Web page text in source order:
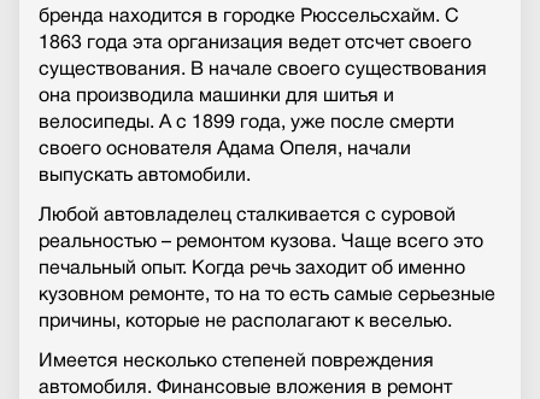
бренда находится в городке Рюссельсхайм. С
1863 года эта организация ведет отсчет своего
существования. В начале своего существования
она производила машинки для шитья и
велосипеды. А с 1899 года, уже после смерти
своего основателя Адама Опеля, начали
выпускать автомобили.
Любой автовладелец сталкивается с суровой
реальностью – ремонтом кузова. Чаще всего это
печальный опыт. Когда речь заходит об именно
кузовном ремонте, то на то есть самые серьезные
причины, которые не располагают к веселью.
Имеется несколько степеней повреждения
автомобиля. Финансовые вложения в ремонт